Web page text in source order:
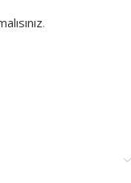
.